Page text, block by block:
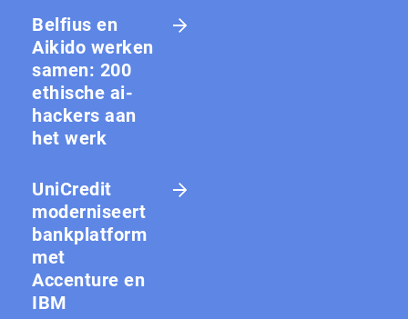
Belfius en
Aikido werken
samen: 200
ethische ai-
hackers aan
het werk
UniCredit
moderniseert
bankplatform
met
Accenture en
IBM